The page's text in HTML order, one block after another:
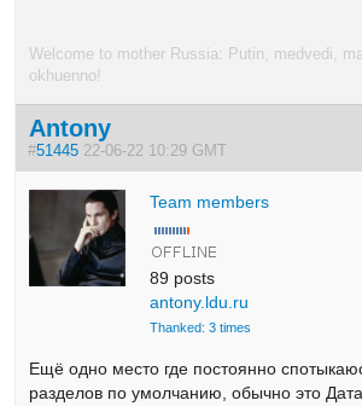
Welcome to mother Russia: Putin, medvedi,
okhuenno!
Antony
#51445 22-06-22 10:29 GMT
Team members
89 posts
antony.ldu.ru
Thanked: 3 times
Ещё одно место где постоянно
разделов по умолчанию, обычно это